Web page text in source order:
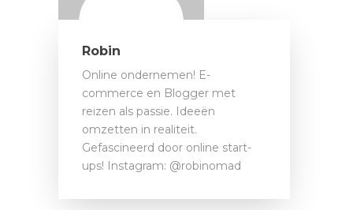
Robin
Online ondernemen! E-
commerce en Blogger met
reizen als passie. Ideeën
omzetten in realiteit.
Gefascineerd door online start-
ups! Instagram: @robinomad